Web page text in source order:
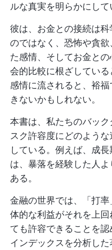
ルな真実を明らかにして
彼は、お金との接続は
のではなく、恐怖や貪
た感情、そしてお金と
会的比較に根ざしてい
感情に流されると、裕
きないかもしれない。
本書は、私たちのバッ
スク許容度にどのよう
している。例えば、成
は、暴落を経験した人
ある。
金融の世界では、「打
体的な利益がそれを上
ても許容できることを
インデックスを分析し